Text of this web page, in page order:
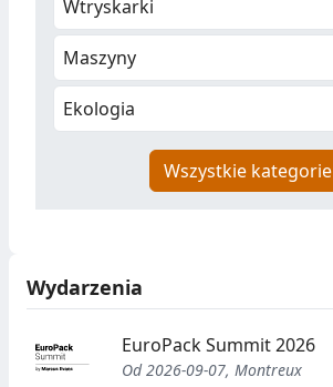
Wtryskarki
Maszyny
Ekologia
Wszystkie kategorie
Wydarzenia
EuroPack Summit 2026
Od 2026-09-07, Montreux